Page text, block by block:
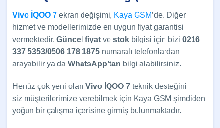
Vivo İQOO 7 ekran değişimi, Kaya GSM’de. Diğer
hizmet ve modellerimizde en uygun fiyat garantisi
vermektedir. Güncel fiyat ve stok bilgisi için bizi 0216
337 5353/0506 178 1875 numaralı telefonlardan
arayabilir ya da WhatsApp’tan bilgi alabilirsiniz.
Henüz çok yeni olan Vivo İQOO 7 teknik desteğini
siz müşterilerimize verebilmek için Kaya GSM şimdiden
yoğun bir çalışma içerisine girmiş bulunmaktadır.